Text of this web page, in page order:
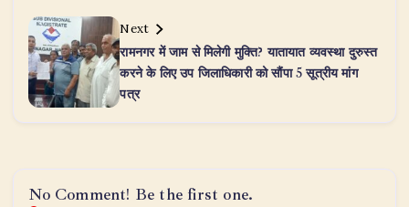
Next
रामनगर में जाम से मिलेगी मुक्ति? यातायात व्यवस्था दुरुस्त
करने के लिए उप जिलाधिकारी को सौंपा 5 सूत्रीय मांग
पत्र
No Comment! Be the first one.